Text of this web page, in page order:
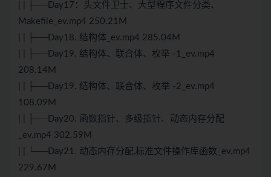
| | ├──Day17：头文件卫士、大型程序文件分类、
Makefile_ev.mp4 250.21M
| | ├──Day18. 结构体_ev.mp4 285.04M
| | ├──Day19. 结构体、联合体、枚举 -1_ev.mp4
208.14M
| | ├──Day19. 结构体、联合体、枚举 -2_ev.mp4
108.09M
| | ├──Day20. 函数指针、多级指针、动态内存分配
_ev.mp4 302.59M
| | └──Day21. 动态内存分配,标准文件操作库函数_ev.mp4
229.67M